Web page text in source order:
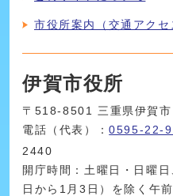
市役所案内（交通アクセ
伊賀市役所
〒518-8501 三重県伊賀
電話（代表）：0595-22-
2440
開庁時間：土曜日・日曜
日から1月3日）を除く午